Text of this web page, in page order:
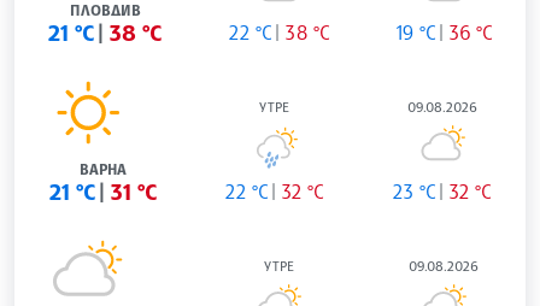
ПЛОВДИВ
21 °C 38 °C 22 °C 38 °C 19 °C 36 °C
ВАРНА
21 °C 31 °C
УТРЕ
22 °C 32 °C
09.08.2026
23 °C 32 °C
УТРЕ 09.08.2026